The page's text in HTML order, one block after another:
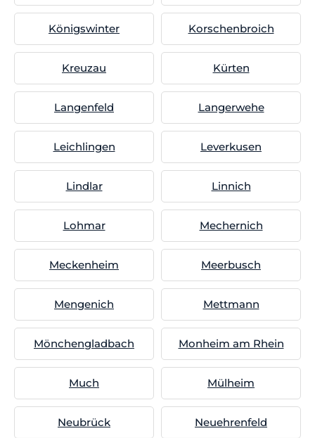
Königswinter Korschenbroich
Kreuzau Kürten
Langenfeld Langerwehe
Leichlingen Leverkusen
Lindlar Linnich
Lohmar Mechernich
Meckenheim Meerbusch
Mengenich Mettmann
Mönchengladbach Monheim am Rhein
Much Mülheim
Neubrück Neuehrenfeld